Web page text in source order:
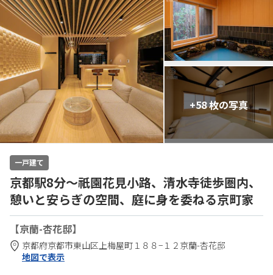
+58 枚の写真
一戸建て
京都駅8分～祇園花見小路、清水寺徒歩圏内、
憩いと安らぎの空間、庭に身を委ねる京町家
【京蘭-杏花邸】
京都府京都市東山区上梅屋町１８８−１２ 京蘭-杏花邸
地図で表示